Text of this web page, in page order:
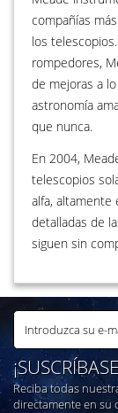
compañías
los
rompedores,
de mejoras a
astronomía
que nunca.
En 2004,
telescopios
alfa, altamente
detalladas de
siguen sin
Reciba todas
directamente en su